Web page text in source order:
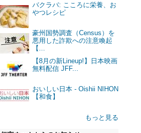
バクラバ: こころに栄養、お
やつレシピ
豪州国勢調査（Census）を
悪用した詐欺への注意喚起
【...
【8月の新Lineup!】日本映画
無料配信 JFF...
おいしい日本 - Oishii NIHON
【和食】
もっと見る